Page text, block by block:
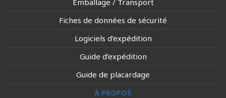
Emballage / Transport
Fiches de données de sécurité
Logiciels d’expédition
Guide d’expédition
Guide de placardage
À PROPOS